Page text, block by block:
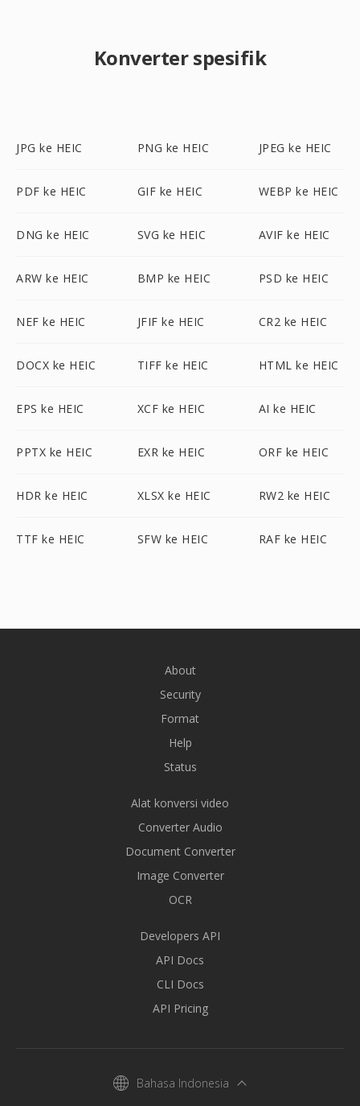
Konverter spesifik
JPG ke HEIC PNG ke HEIC JPEG ke HEIC
PDF ke HEIC GIF ke HEIC WEBP ke HEIC
DNG ke HEIC SVG ke HEIC AVIF ke HEIC
ARW ke HEIC BMP ke HEIC PSD ke HEIC
NEF ke HEIC JFIF ke HEIC CR2 ke HEIC
DOCX ke HEIC TIFF ke HEIC HTML ke HEIC
EPS ke HEIC XCF ke HEIC AI ke HEIC
PPTX ke HEIC EXR ke HEIC ORF ke HEIC
HDR ke HEIC XLSX ke HEIC RW2 ke HEIC
TTF ke HEIC SFW ke HEIC RAF ke HEIC
About
Security
Format
Help
Status
Alat konversi video
Converter Audio
Document Converter
Image Converter
OCR
Developers API
API Docs
CLI Docs
API Pricing
Bahasa Indonesia